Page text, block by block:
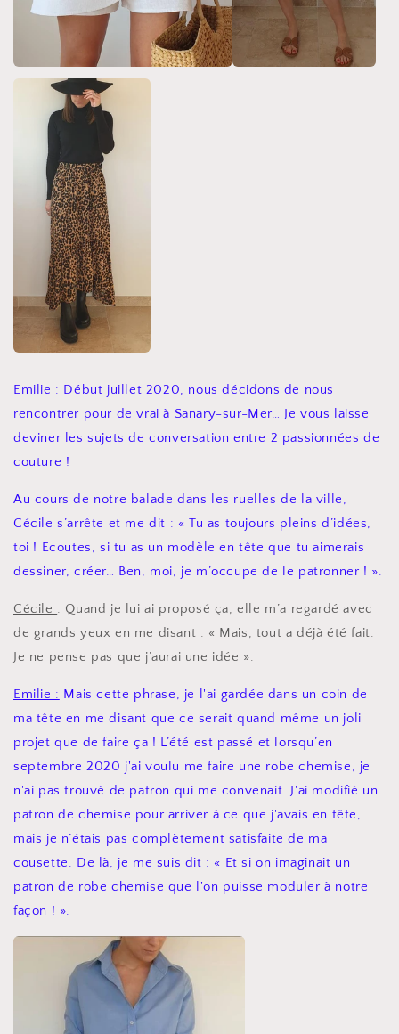
Emilie : Début juillet 2020, nous décidons de nous
rencontrer pour de vrai à Sanary-sur-Mer… Je vous laisse
deviner les sujets de conversation entre 2 passionnées de
couture !
Au cours de notre balade dans les ruelles de la ville,
Cécile s’arrête et me dit : « Tu as toujours pleins d’idées,
toi ! Ecoutes, si tu as un modèle en tête que tu aimerais
dessiner, créer… Ben, moi, je m’occupe de le patronner ! ».
Cécile : Quand je lui ai proposé ça, elle m’a regardé avec
de grands yeux en me disant : « Mais, tout a déjà été fait.
Je ne pense pas que j’aurai une idée ».
Emilie : Mais cette phrase, je l'ai gardée dans un coin de
ma tête en me disant que ce serait quand même un joli
projet que de faire ça ! L’été est passé et lorsqu’en
septembre 2020 j'ai voulu me faire une robe chemise, je
n'ai pas trouvé de patron qui me convenait. J'ai modifié un
patron de chemise pour arriver à ce que j'avais en tête,
mais je n’étais pas complètement satisfaite de ma
cousette. De là, je me suis dit : « Et si on imaginait un
patron de robe chemise que l'on puisse moduler à notre
façon ! ».